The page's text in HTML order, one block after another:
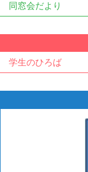
同窓会だより
学生のひろば